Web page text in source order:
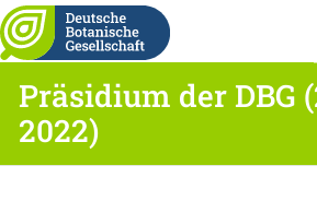
Präsidium der DBG
2022)